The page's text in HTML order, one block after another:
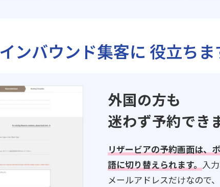
インバウンド集客に 役立ちま
外国の方も
迷わず予約でき
リザービアの予約画面は、
語に切り替えられます。入
メールアドレスだけなので